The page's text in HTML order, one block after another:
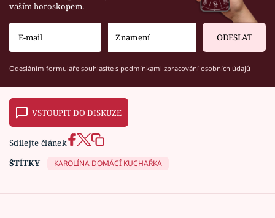
vaším horoskopem.
ODESLAT
Odesláním formuláře souhlasíte s podmínkami zpracování osobních údajů
VSTOUPIT DO DISKUZE
Sdílejte článek
ŠTÍTKY
KAROLÍNA DOMÁCÍ KUCHAŘKA